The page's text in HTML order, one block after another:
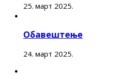
25. март 2025.
Обавештење
24. март 2025.